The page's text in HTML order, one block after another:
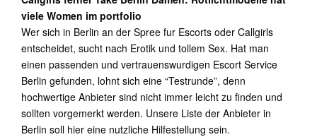
viele Women im portfolio
Wer sich in Berlin an der Spree fur Escorts oder Callgirls
entscheidet, sucht nach Erotik und tollem Sex. Hat man
einen passenden und vertrauenswurdigen Escort Service
Berlin gefunden, lohnt sich eine “Testrunde”, denn
hochwertige Anbieter sind nicht immer leicht zu finden und
sollten vorgemerkt werden. Unsere Liste der Anbieter in
Berlin soll hier eine nutzliche Hilfestellung sein.